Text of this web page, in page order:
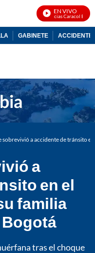
EN VIVO
Noticias Caracol En Vivo
GABINETE ACCIDENTE
sobrevivió a accidente de tránsito
a
en el
familia
tras el choque